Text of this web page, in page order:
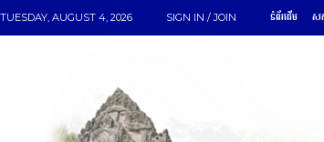
TUESDAY, AUGUST 4, 2026 SIGN IN / JOIN ទំព័រដើម ស